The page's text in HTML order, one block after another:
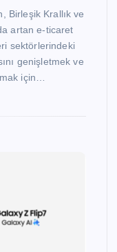
Birleşik Krallık ve
artan e-ticaret
sektörlerindeki
genişletmek ve
için…